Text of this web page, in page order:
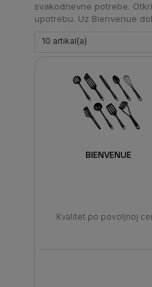
svakodnevne potrebe.
upotrebu. Uz Bienvenue
10 artikal(a)
BIENVENUE
Kvalitet po povoljnoj